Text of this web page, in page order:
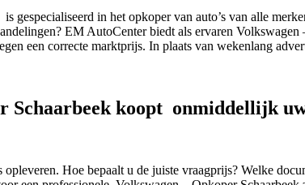
gespecialiseerd in het opkoper van auto’s van alle
EM AutoCenter biedt als ervaren
een correcte marktprijs. In plaats van wekenlang
Schaarbeek koopt onmiddellijk
opleveren. Hoe bepaalt u de juiste vraagprijs? Welke